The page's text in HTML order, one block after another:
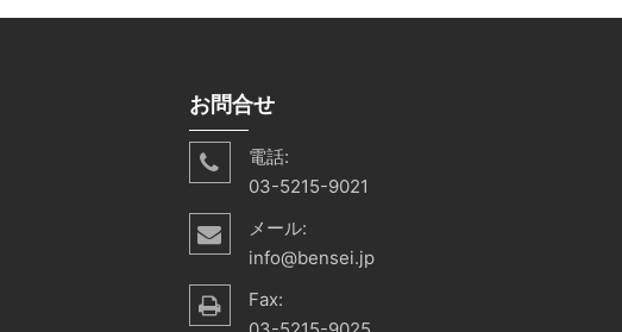
お問合せ
電話:
03-5215-9021
メール:
info@bensei.jp
Fax: